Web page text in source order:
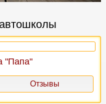
"Папа"
Отзывы